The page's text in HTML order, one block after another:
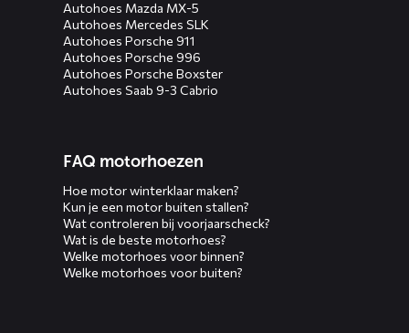
Autohoes Mazda MX-5
Autohoes Mercedes SLK
Autohoes Porsche 911
Autohoes Porsche 996
Autohoes Porsche Boxster
Autohoes Saab 9-3 Cabrio
FAQ motorhoezen
Hoe motor winterklaar maken?
Kun je een motor buiten stallen?
Wat controleren bij voorjaarscheck?
Wat is de beste motorhoes?
Welke motorhoes voor binnen?
Welke motorhoes voor buiten?